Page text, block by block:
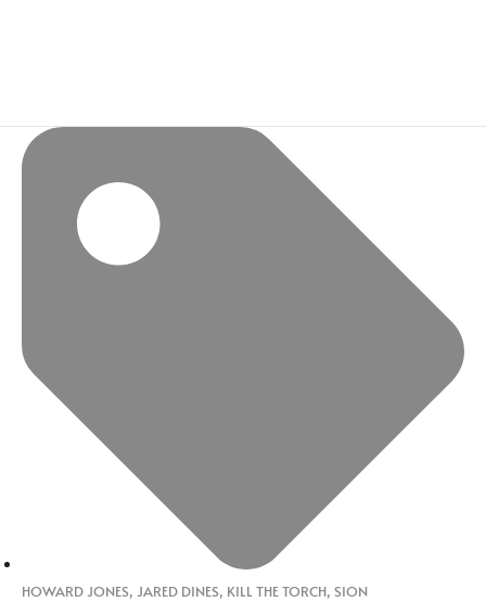
HOWARD JONES, JARED DINES, KILL THE TORCH, SION